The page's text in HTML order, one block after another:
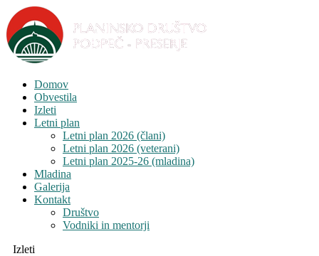
Domov
Obvestila
Izleti
Letni plan
Letni plan 2026 (člani)
Letni plan 2026 (veterani)
Letni plan 2025-26 (mladina)
Mladina
Galerija
Kontakt
Društvo
Vodniki in mentorji
Izleti